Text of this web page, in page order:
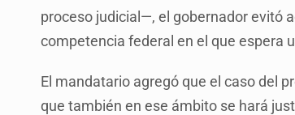
proceso judicial—, el gobernador evitó
competencia federal en el que espera
El mandatario agregó que el caso del
que también en ese ámbito se hará